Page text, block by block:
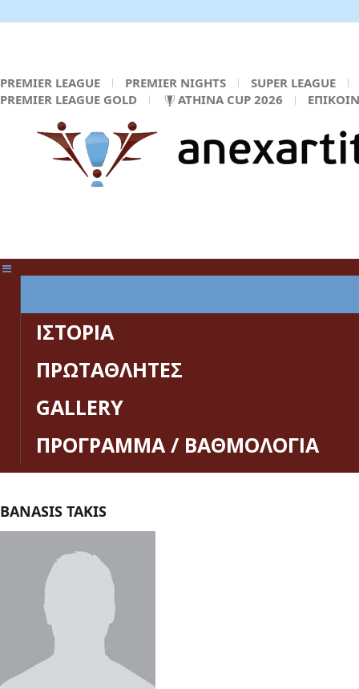
PREMIER LEAGUE PREMIER NIGHTS
SUPER LEAGUE
PREMIER LEAGUE GOLD
ATHINA CUP 2026
ΙΣΤΟΡΙΑ
ΠΡΩΤΑΘΛΗΤΕΣ
GALLERY
ΠΡΟΓΡΑΜΜΑ / ΒΑΘΜΟΛΟΓΙΑ
BANASIS TAKIS